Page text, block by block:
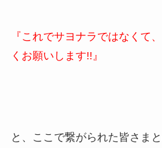
『これでサヨナラではなくて
くお願いします!!』
と、ここで繋がられた皆さま